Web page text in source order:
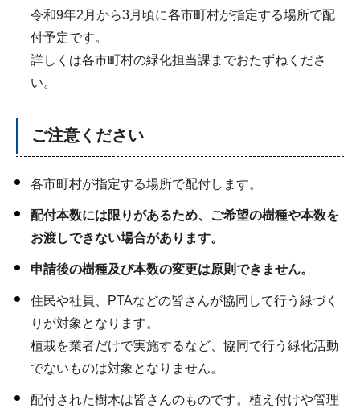
令和9年2月から3月頃に各市町村が指定する場所で配
付予定です。
詳しくは各市町村の緑化担当課までおたずねくださ
い。
ご注意ください
各市町村が指定する場所で配付します。
配付本数には限りがあるため、ご希望の樹種や本数を
お渡しできない場合があります。
申請後の樹種及び本数の変更は原則できません。
住民や社員、PTAなどの皆さんが協同して行う緑づく
りが対象となります。
植栽を業者だけで実施するなど、協同で行う緑化活動
でないものは対象となりません。
配付された樹木は皆さんのものです。植え付けや管理